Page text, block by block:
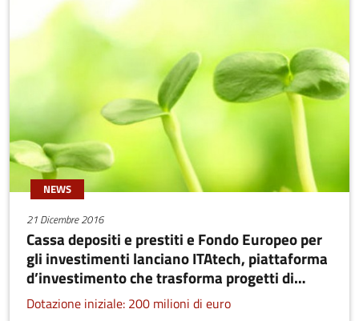
NEWS
21 Dicembre 2016
Cassa depositi e prestiti e Fondo Europeo per
gli investimenti lanciano ITAtech, piattaforma
d’investimento che trasforma progetti di
ricerca in imprese.
Dotazione iniziale: 200 milioni di euro